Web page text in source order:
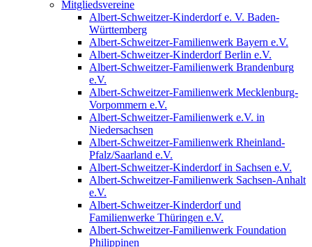
Mitgliedsvereine
Albert-Schweitzer-Kinderdorf e. V. Baden-
Württemberg
Albert-Schweitzer-Familienwerk Bayern e.V.
Albert-Schweitzer-Kinderdorf Berlin e.V.
Albert-Schweitzer-Familienwerk Brandenburg
e.V.
Albert-Schweitzer-Familienwerk Mecklenburg-
Vorpommern e.V.
Albert-Schweitzer-Familienwerk e.V. in
Niedersachsen
Albert-Schweitzer-Familienwerk Rheinland-
Pfalz/Saarland e.V.
Albert-Schweitzer-Kinderdorf in Sachsen e.V.
Albert-Schweitzer-Familienwerk Sachsen-Anhalt
e.V.
Albert-Schweitzer-Kinderdorf und
Familienwerke Thüringen e.V.
Albert-Schweitzer-Familienwerk Foundation
Philippinen